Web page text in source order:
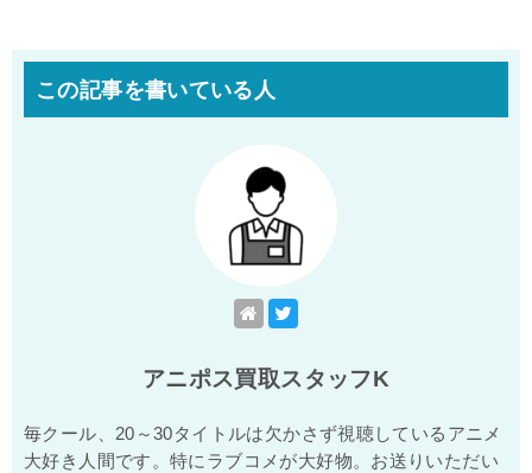
この記事を書いている人
アニポス買取スタッフK
毎クール、20～30タイトルは欠かさず視聴しているアニメ
大好き人間です。特にラブコメが大好物。お送りいただい